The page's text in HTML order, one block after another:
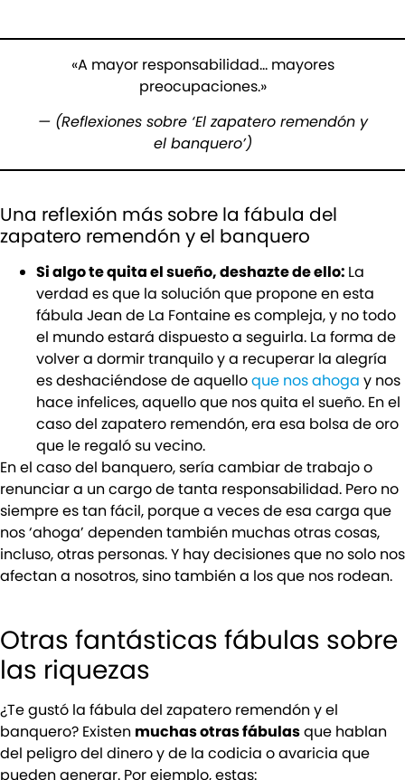
«A mayor responsabilidad… mayores
preocupaciones.»
— (Reflexiones sobre ‘El zapatero remendón y
el banquero’)
Una reflexión más sobre la fábula del
zapatero remendón y el banquero
Si algo te quita el sueño, deshazte de ello: La
verdad es que la solución que propone en esta
fábula Jean de La Fontaine es compleja, y no todo
el mundo estará dispuesto a seguirla. La forma de
volver a dormir tranquilo y a recuperar la alegría
es deshaciéndose de aquelloque nos ahoga y nos
hace infelices, aquello que nos quita el sueño. En el
caso del zapatero remendón, era esa bolsa de oro
que le regaló su vecino.
En el caso del banquero, sería cambiar de trabajo o
renunciar a un cargo de tanta responsabilidad. Pero no
siempre es tan fácil, porque a veces de esa carga que
nos ‘ahoga’ dependen también muchas otras cosas,
incluso, otras personas. Y hay decisiones que no solo nos
afectan a nosotros, sino también a los que nos rodean.
Otras fantásticas fábulas sobre
las riquezas
¿Te gustó la fábula del zapatero remendón y el
banquero? Existen muchas otras fábulasque hablan
del peligro del dinero y de la codicia o avaricia que
pueden generar. Por ejemplo, estas: